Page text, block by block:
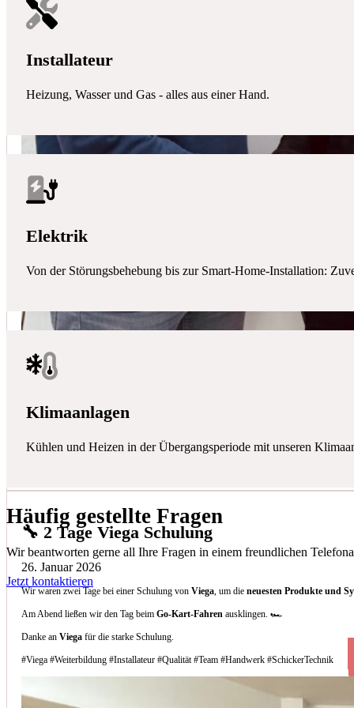
🔧 2 Tage Viega Schulung
26. Januar 2026
Wir waren zwei Tage bei einer Schulung vonViega, um dieneuesten Produkte und
Am Abend ließen wir den Tag beimGo-Kart-Fahren ausklingen. 🏎️
Danke anViega für die starke Schulung.
#Viega #Weiterbildung #Installateur #Qualität #Team #Handwerk #SchickerTechnik
Installateur
Heizung, Wasser und Gas - alles aus einer Hand.
Elektrik
Von der Störungsbehebung bis zur Smart-Home-Installation:
Klimaanlagen
Kühlen und Heizen in der Übergangsperiode mit unseren
Häufig gestellte Fragen
Wir beantworten gerne all Ihre Fragen in einem freundlichen
Jetzt kontaktieren
Welche Arten von Klimaanlagen installieren